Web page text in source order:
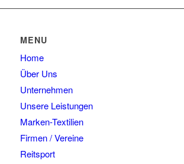
auf.
MENU
Home
Über Uns
Unternehmen
Unsere Leistungen
Marken-Textilien
Firmen / Vereine
Reitsport